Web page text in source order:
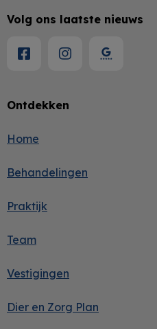
Ontdekken
Home
Behandelingen
Praktijk
Team
Vestigingen
Dier en Zorg Plan
Volg ons laatste nieuws